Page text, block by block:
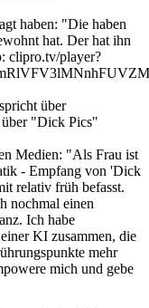
haben: "Die haben
hat. Der hat ihn
clipro.tv/player?
über
über "Dick Pics"
Medien: "Als Frau ist
- Empfang von 'Dick
relativ früh befasst.
nochmal einen
Ich habe
KI zusammen, die
mehr
mich und gebe